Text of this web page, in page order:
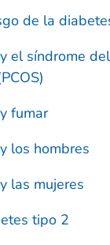
de la
el síndrome
fumar
los hombres
las mujeres
tipo 2